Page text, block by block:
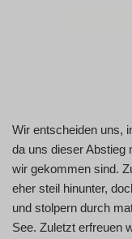
Wir entscheiden uns,
da uns dieser Abstieg
wir gekommen sind.
eher steil hinunter,
und stolpern durch
See. Zuletzt erfreuen